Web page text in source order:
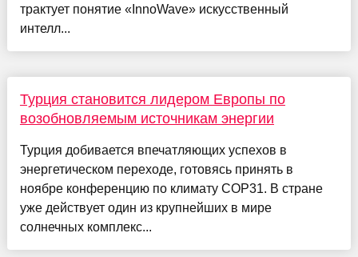
трактует понятие «InnoWave» искусственный
интелл...
Турция становится лидером Европы по
возобновляемым источникам энергии
Турция добивается впечатляющих успехов в
энергетическом переходе, готовясь принять в
ноябре конференцию по климату COP31. В стране
уже действует один из крупнейших в мире
солнечных комплекс...